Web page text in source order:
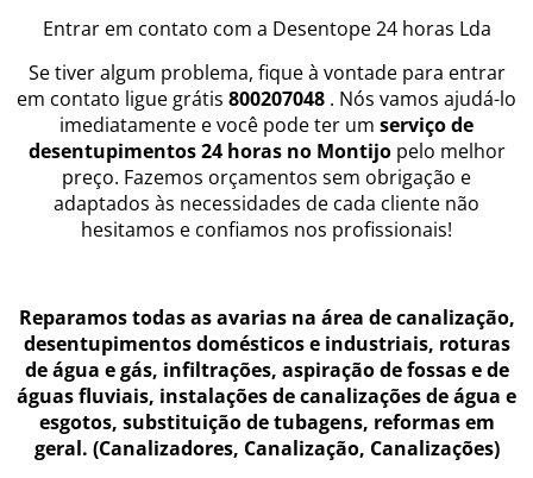
Entrar em contato com a Desentope 24 horas Lda
Se tiver algum problema, fique à vontade para entrar
em contato ligue grátis 800207048 . Nós vamos ajudá-lo
imediatamente e você pode ter um serviço de
desentupimentos 24 horas no Montijo pelo melhor
preço. Fazemos orçamentos sem obrigação e
adaptados às necessidades de cada cliente não
hesitamos e confiamos nos profissionais!
Reparamos todas as avarias na área de canalização,
desentupimentos domésticos e industriais, roturas
de água e gás, infiltrações, aspiração de fossas e de
águas fluviais, instalações de canalizações de água e
esgotos, substituição de tubagens, reformas em
geral. (Canalizadores, Canalização, Canalizações)